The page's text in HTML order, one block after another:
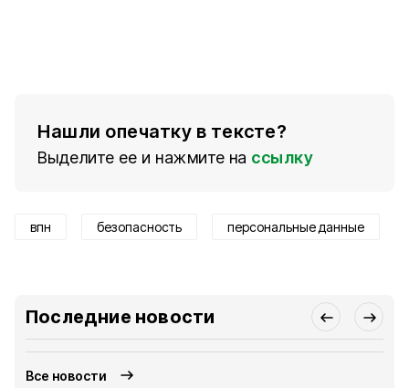
Нашли опечатку в тексте?
Выделите ее и нажмите на ссылку
впн безопасность персональные данные
Последние новости
Все новости